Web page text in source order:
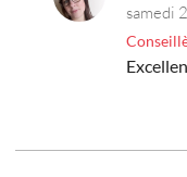
samedi